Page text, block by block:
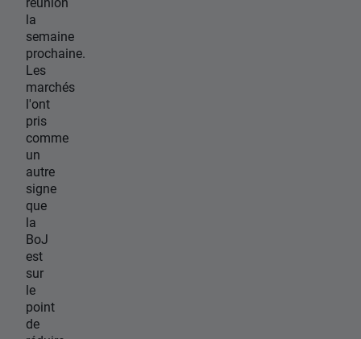
la
semaine
prochaine.
Les
marchés
l'ont
pris
comme
un
autre
signe
que
la
BoJ
est
sur
le
point
de